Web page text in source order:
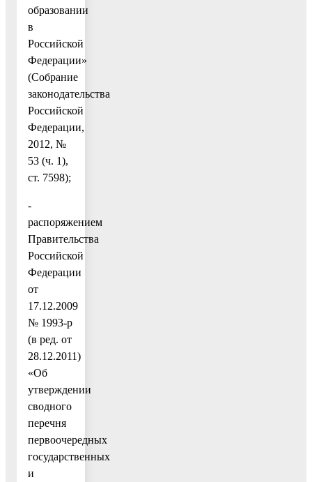
образовании
в
Российской
Федерации»
(Собрание
законодательства
Российской
Федерации,
2012, №
53 (ч. 1),
ст. 7598);
-
распоряжением
Правительства
Российской
Федерации
от
17.12.2009
№ 1993-р
(в ред. от
28.12.2011)
«Об
утверждении
сводного
перечня
первоочередных
государственных
и